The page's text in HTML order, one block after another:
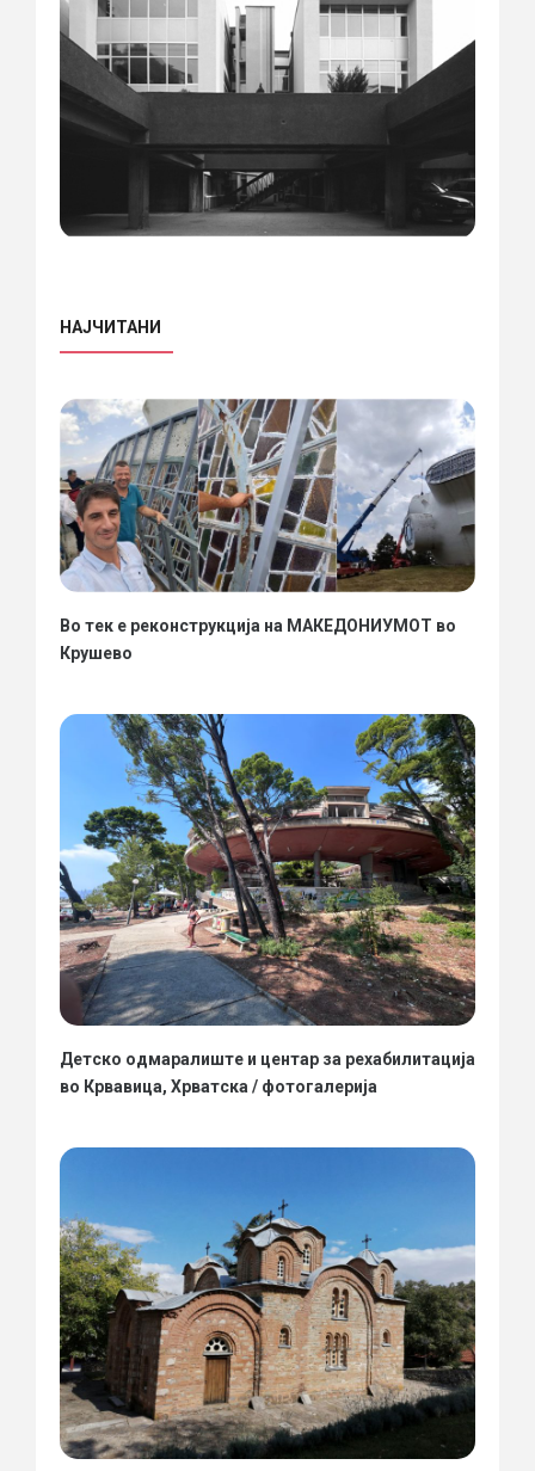
НАЈЧИТАНИ
Во тек е реконструкција на МАКЕДОНИУМОТ во
Крушево
Детско одмаралиште и центар за рехабилитација
во Крвавица, Хрватска / фотогалерија